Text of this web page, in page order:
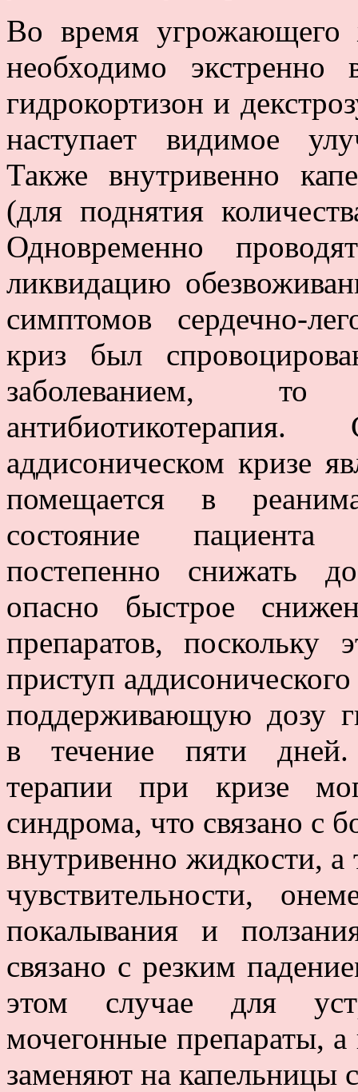
Во время угрожающего
необходимо экстренно
гидрокортизон и
наступает видимое
Также внутривенно
(для поднятия
Одновременно
ликвидацию
симптомов сердечно-
криз был
заболеванием, то
аддисоническом кризе
помещается в
состояние пациента
постепенно снижать
опасно быстрое
препаратов, поскольку
приступ
поддерживающую дозу
в течение пяти
терапии при кризе
синдрома, что связано с
внутривенно жидкости, а
чувствительности,
покалывания и
связано с резким
этом случае для
мочегонные препараты,
заменяют на капельницы